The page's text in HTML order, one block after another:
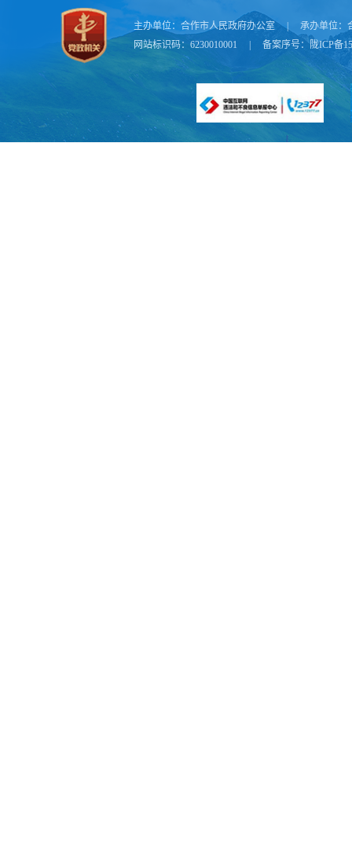
主办单位： 合作市人民政府办公室 承办单位：
网站标识码：6230010001
备案序号：陇ICP备